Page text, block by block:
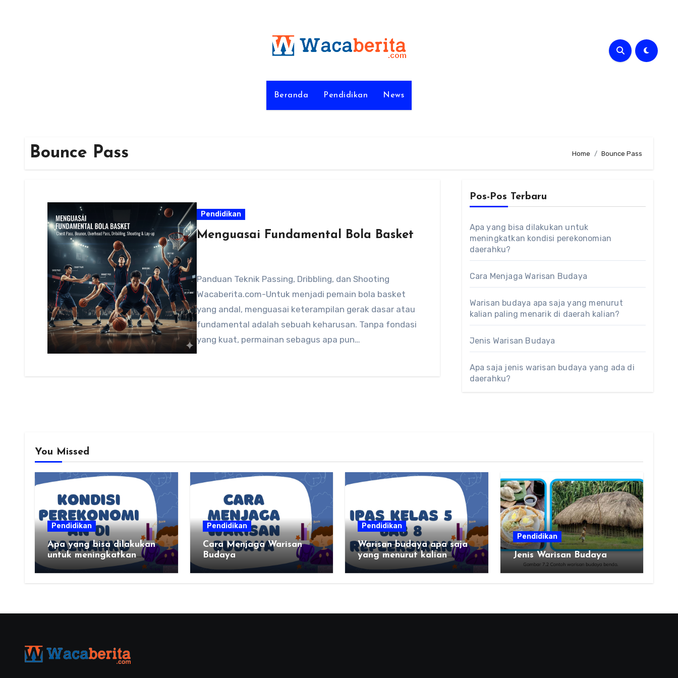
Beranda Pendidikan News
Bounce Pass Home Bounce Pass
Pendidikan
Menguasai Fundamental Bola Basket
Panduan Teknik Passing, Dribbling, dan Shooting
Wacaberita.com-Untuk menjadi pemain bola basket
yang andal, menguasai keterampilan gerak dasar atau
fundamental adalah sebuah keharusan. Tanpa fondasi
yang kuat, permainan sebagus apa pun…
Pos-Pos Terbaru
Apa yang bisa dilakukan untuk
meningkatkan kondisi perekonomian
daerahku?
Cara Menjaga Warisan Budaya
Warisan budaya apa saja yang menurut
kalian paling menarik di daerah kalian?
Jenis Warisan Budaya
Apa saja jenis warisan budaya yang ada di
daerahku?
You Missed
Pendidikan
Apa yang bisa dilakukan
untuk meningkatkan
kondisi perekonomian
daerahku?
Pendidikan
Cara Menjaga Warisan
Budaya
Pendidikan
Warisan budaya apa saja
yang menurut kalian
paling menarik di daerah
kalian?
Pendidikan
Jenis Warisan Budaya